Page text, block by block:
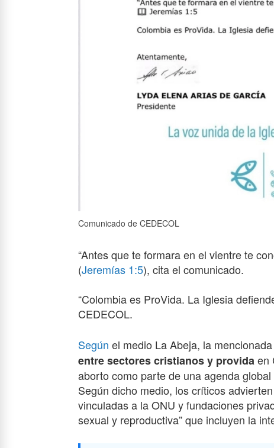
Comunicado de CEDECOL
“Antes que te formara en el vientre te
(Jeremías 1:5), cita el comunicado.
“Colombia es ProVida. La Iglesia
CEDECOL.
Según el medio La Abeja, la
entre sectores cristianos y providaen
aborto como parte de una agenda
Según dicho medio, los críticos
vinculadas a la ONU y fundaciones
sexual y reproductiva” que incluyen la